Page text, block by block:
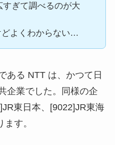
ぎて調べるのが大
どよくわからない…
ある NTT は、かつて日
企業でした。同様の企
東日本、[9022]JR東海
す。